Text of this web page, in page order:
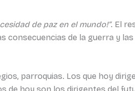
de paz en el mundo!”. El
consecuencias de la guerra y
parroquias. Los que hoy